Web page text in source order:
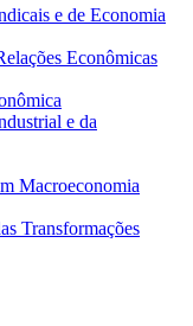
e de Economia
Econômicas
e da
Macroeconomia
Transformações